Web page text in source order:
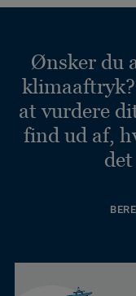
Ønsker du
at vurdere
find ud af,